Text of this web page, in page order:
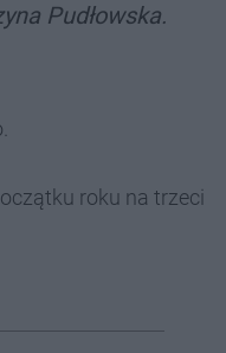
Pudłowska.
roku na trzeci